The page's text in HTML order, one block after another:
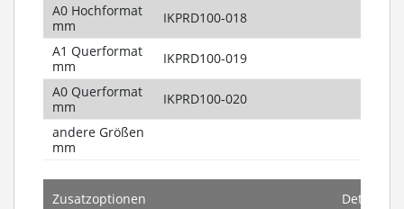
A0 Hochformat
mm
IKPRD100-018
A1 Querformat
mm
IKPRD100-019
A0 Querformat
mm
IKPRD100-020
andere Größen
mm
Zusatzoptionen Details